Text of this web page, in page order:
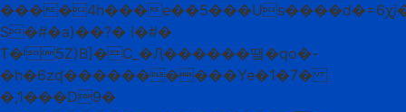
����4h���
S�#�a)��?� I�#�
T�ʲ5Z)B]�C_�Ԯ������땤�qo�-
�h�6zʠ����������Ye�1�7�
�,1���D9�